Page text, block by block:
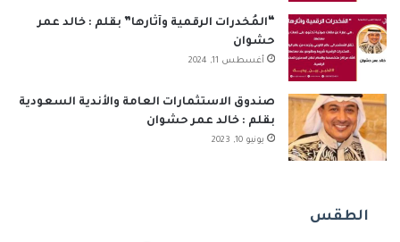
“المُخدرات الرقمية وآثارها” بقلم : خالد عمر
حشوان
أغسطس 11, 2024
صندوق الاستثمارات العامة والأندية السعودية
بقلم : خالد عمر حشوان
يونيو 10, 2023
الطقس